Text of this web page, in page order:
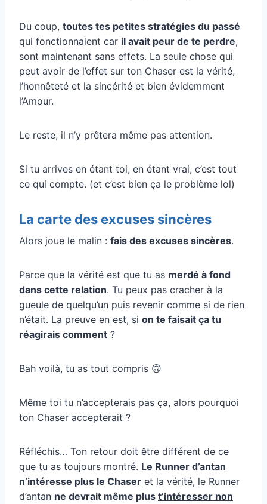
Du coup, toutes tes petites stratégies du passé
qui fonctionnaient car il avait peur de te perdre,
sont maintenant sans effets. La seule chose qui
peut avoir de l’effet sur ton Chaser est la vérité,
l’honnêteté et la sincérité et bien évidemment
l’Amour.
Le reste, il n’y prêtera même pas attention.
Si tu arrives en étant toi, en étant vrai, c’est tout
ce qui compte. (et c’est bien ça le problème lol)
La carte des excuses sincères
Alors joue le malin : fais des excuses sincères.
Parce que la vérité est que tu as merdé à fond
dans cette relation. Tu peux pas cracher à la
gueule de quelqu’un puis revenir comme si de rien
n’était. La preuve en est, si on te faisait ça tu
réagirais comment ?
Bah voilà, tu as tout compris 🙃
Même toi tu n’accepterais pas ça, alors pourquoi
ton Chaser accepterait ?
Réfléchis… Ton retour doit être différent de ce
que tu as toujours montré. Le Runner d’antan
n’intéresse plus le Chaser et la vérité, le Runner
d’antan ne devrait même plus t’intéresser non